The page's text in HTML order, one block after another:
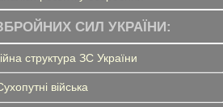
СИЛ УКРАЇНИ:
структура ЗС України
війська